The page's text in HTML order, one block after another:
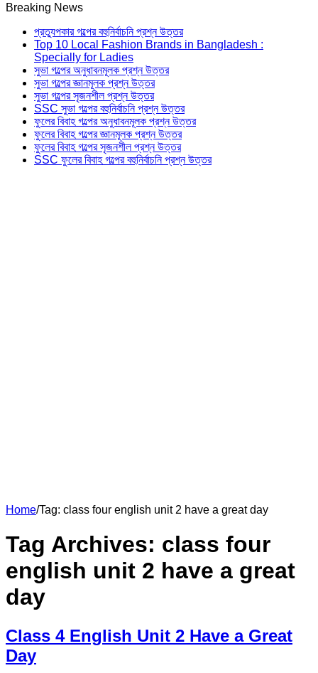
Breaking News
প্রত্যুপকার গল্পের বহুনির্বাচনি প্রশ্ন উত্তর
Top 10 Local Fashion Brands in Bangladesh :
Specially for Ladies
সুভা গল্পের অনুধাবনমূলক প্রশ্ন উত্তর
সুভা গল্পের জ্ঞানমূলক প্রশ্ন উত্তর
সুভা গল্পের সৃজনশীল প্রশ্ন উত্তর
SSC সুভা গল্পের বহুনির্বাচনি প্রশ্ন উত্তর
ফুলের বিবাহ গল্পের অনুধাবনমূলক প্রশ্ন উত্তর
ফুলের বিবাহ গল্পের জ্ঞানমূলক প্রশ্ন উত্তর
ফুলের বিবাহ গল্পের সৃজনশীল প্রশ্ন উত্তর
SSC ফুলের বিবাহ গল্পের বহুনির্বাচনি প্রশ্ন উত্তর
Home/Tag: class four english unit 2 have a great day
Tag Archives: class four
english unit 2 have a great
day
Class 4 English Unit 2 Have a Great
Day